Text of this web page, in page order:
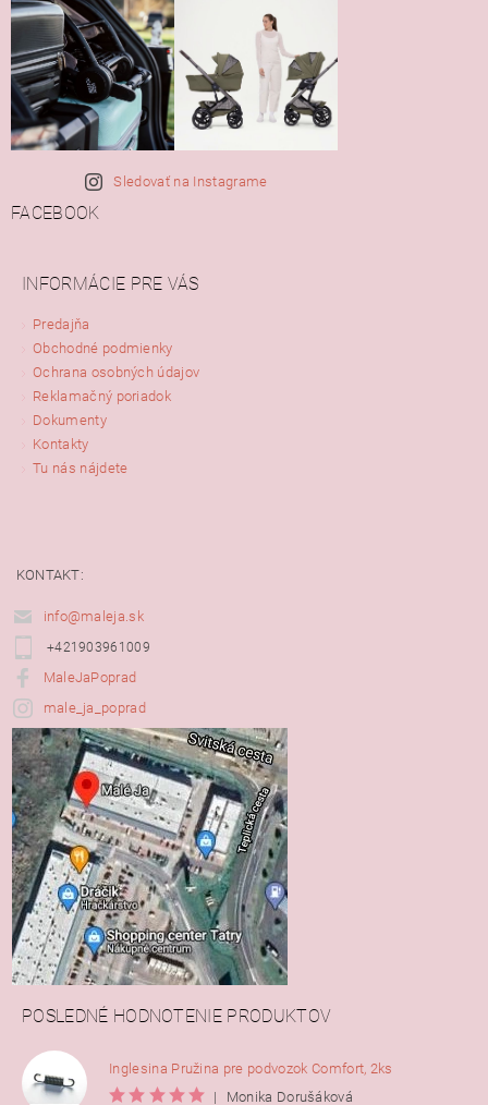
Sledovať na Instagrame
FACEBOOK
INFORMÁCIE PRE VÁS
Predajňa
Obchodné podmienky
Ochrana osobných údajov
Reklamačný poriadok
Dokumenty
Kontakty
Tu nás nájdete
KONTAKT:
info@maleja.sk
+421903961009
MaleJaPoprad
male_ja_poprad
POSLEDNÉ HODNOTENIE PRODUKTOV
Inglesina Pružina pre podvozok Comfort, 2ks
|
Monika Dorušáková